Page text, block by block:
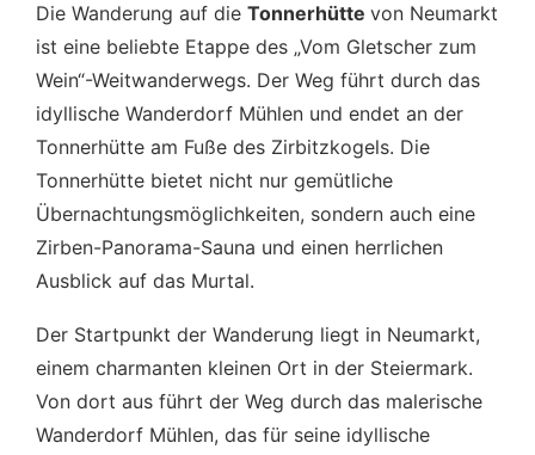
Die Wanderung auf die Tonnerhütte von Neumarkt
ist eine beliebte Etappe des „Vom Gletscher zum
Wein“-Weitwanderwegs. Der Weg führt durch das
idyllische Wanderdorf Mühlen und endet an der
Tonnerhütte am Fuße des Zirbitzkogels. Die
Tonnerhütte bietet nicht nur gemütliche
Übernachtungsmöglichkeiten, sondern auch eine
Zirben-Panorama-Sauna und einen herrlichen
Ausblick auf das Murtal.
Der Startpunkt der Wanderung liegt in Neumarkt,
einem charmanten kleinen Ort in der Steiermark.
Von dort aus führt der Weg durch das malerische
Wanderdorf Mühlen, das für seine idyllische